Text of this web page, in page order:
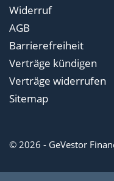
Widerruf
AGB
Barrierefreiheit
Verträge kündigen
Verträge widerrufen
Sitemap
© 2026 - GeVestor